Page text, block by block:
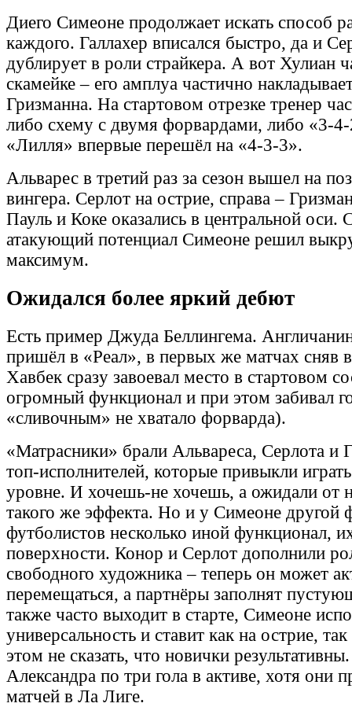
Диего Симеоне продолжает искать способ
каждого. Галлахер вписался быстро, да и
дублирует в роли страйкера. А вот Хулиан
скамейке – его амплуа частично
Гризманна. На стартовом отрезке тренер
либо схему с двумя форвардами, либо «3-
«Лилля» впервые перешёл на «4-3-3».
Альварес в третий раз за сезон вышел на
вингера. Серлот на острие, справа –
Пауль и Коке оказались в центральной оси.
атакующий потенциал Симеоне решил
максимум.
Ожидался более яркий дебют
Есть пример Джуда Беллингема.
пришёл в «Реал», в первых же матчах сняв
Хавбек сразу завоевал место в стартовом
огромный функционал и при этом забивал
«сливочным» не хватало форварда).
«Матрасники» брали Альвареса, Серлота и
топ-исполнителей, которые привыкли
уровне. И хочешь-не хочешь, а ожидали от
такого же эффекта. Но и у Симеоне другой
футболистов несколько иной функционал,
поверхности. Конор и Серлот дополнили
свободного художника – теперь он может
перемещаться, а партнёры заполнят
также часто выходит в старте, Симеоне
универсальность и ставит как на острие,
этом не сказать, что новички
Александра по три гола в активе, хотя они
матчей в Ла Лиге.